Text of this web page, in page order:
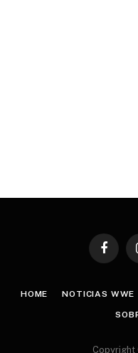
HOME NOTICIAS WWE